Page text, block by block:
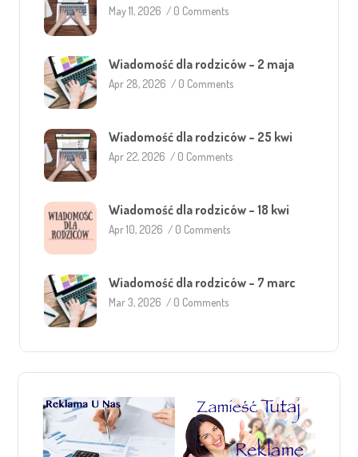
May 11, 2026 / 0 Comments
Wiadomość dla rodziców – 2 maja
Apr 28, 2026 / 0 Comments
Wiadomość dla rodziców – 25 kwi
Apr 22, 2026 / 0 Comments
Wiadomość dla rodziców – 18 kwi
Apr 10, 2026 / 0 Comments
Wiadomość dla rodziców – 7 marc
Mar 3, 2026 / 0 Comments